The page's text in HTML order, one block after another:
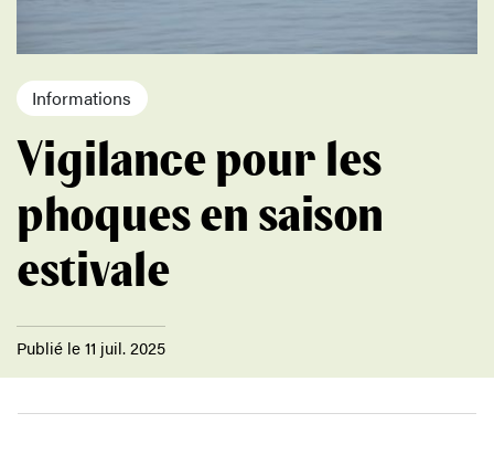
Informations
Vigilance pour les
phoques en saison
estivale
Publié le 11 juil. 2025